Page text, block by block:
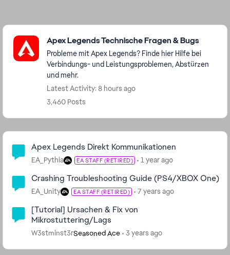
Featured Places
Apex Legends Technische Fragen & Bugs
Probleme mit Apex Legends? Finde hier Hilfe bei
Verbindungs- und Leistungsproblemen, Abstürzen
und mehr.
Latest Activity: 8 hours ago
3,460 Posts
Community Highlights
Apex Legends Direkt Kommunikationen
EA_Pythia EA STAFF (RETIRED) 1 year ago
Crashing Troubleshooting Guide (PS4/XBOX One)
EA_Unity EA STAFF (RETIRED) 7 years ago
[Tutorial] Ursachen & Fix von
Mikrostuttering/Lags
W3stminst3rSeasoned Ace 3 years ago